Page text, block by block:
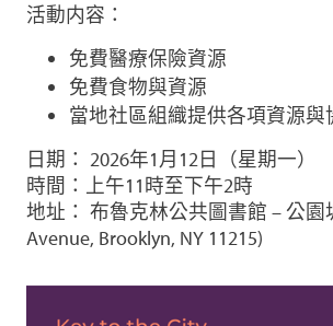
活動内容：
免費醫療保險資源
免費食物與資源
當地社區組織提供各項資源與
日期： 2026年1月12日（星期一）
時間：上午11時至下午2時
地址： 布魯克林公共圖書館 – 公園
Avenue, Brooklyn, NY 11215)